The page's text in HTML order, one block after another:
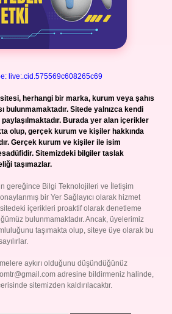
live:.cid.575569c608265c69
herhangi bir marka, kurum veya şahıs
bulunmamaktadır. Sitede yalnızca kendi
paylaşılmaktadır. Burada yer alan içerikler
olup, gerçek kurum ve kişiler hakkında
Gerçek kurum ve kişiler ile isim
Sitemizdeki bilgiler taslak
taşımazlar.
gereğince Bilgi Teknolojileri ve İletişim
bir Yer Sağlayıcı olarak hizmet
içerikleri proaktif olarak denetleme
bulunmamaktadır. Ancak, üyelerimiz
taşımakta olup, siteye üye olarak bu
aykırı olduğunu düşündüğünüz
adresine bildirmeniz halinde,
sitemizden kaldırılacaktır.